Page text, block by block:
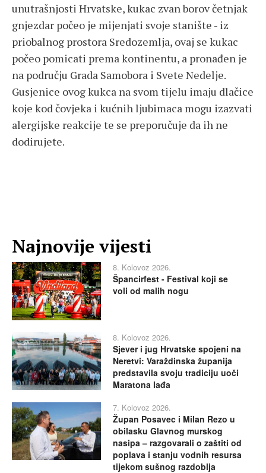
unutrašnjosti Hrvatske, kukac zvan borov četnjak
gnjezdar počeo je mijenjati svoje stanište - iz
priobalnog prostora Sredozemlja, ovaj se kukac
počeo pomicati prema kontinentu, a pronađen je
na području Grada Samobora i Svete Nedelje.
Gusjenice ovog kukca na svom tijelu imaju dlačice
koje kod čovjeka i kućnih ljubimaca mogu izazvati
alergijske reakcije te se preporučuje da ih ne
dodirujete.
Najnovije vijesti
8. Kolovoz 2026.
Špancirfest - Festival koji se
voli od malih nogu
8. Kolovoz 2026.
Sjever i jug Hrvatske spojeni na
Neretvi: Varaždinska županija
predstavila svoju tradiciju uoči
Maratona lađa
7. Kolovoz 2026.
Župan Posavec i Milan Rezo u
obilasku Glavnog murskog
nasipa – razgovarali o zaštiti od
poplava i stanju vodnih resursa
tijekom sušnog razdoblja